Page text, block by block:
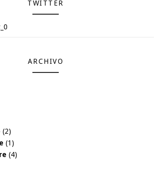
TWITTER
ARCHIVO
(2)
(1)
(4)